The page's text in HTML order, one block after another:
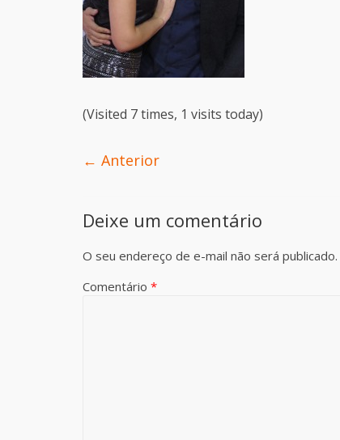
(Visited 7 times, 1 visits today)
← Anterior
Deixe um comentário
O seu endereço de e-mail não será publicado.
Comentário *